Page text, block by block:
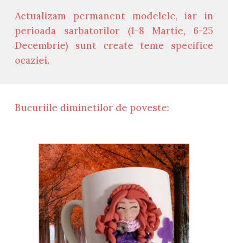
Actualizam permanent modelele, iar in
perioada sarbatorilor (1-8 Martie, 6-25
Decembrie) sunt create teme specifice
ocaziei.
Bucuriile diminetilor de poveste: